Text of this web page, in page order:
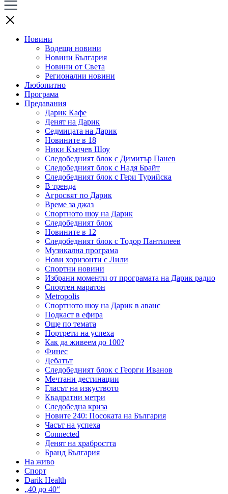
Новини
Водещи новини
Новини България
Новини от Света
Регионални новини
Любопитно
Програма
Предавания
Дарик Кафе
Денят на Дарик
Седмицата на Дарик
Новините в 18
Ники Кънчев Шоу
Следобедният блок с Димитър Панев
Следобедният блок с Надя Брайт
Следобедният блок с Гери Турийска
В тренда
Агросвят по Дарик
Време за джаз
Спортното шоу на Дарик
Следобедният блок
Новините в 12
Следобедният блок с Тодор Пантилеев
Музикална програма
Нови хоризонти с Лили
Спортни новини
Избрани моменти от програмата на Дарик радио
Спортен маратон
Metropolis
Спортното шоу на Дарик в аванс
Подкаст в ефира
Още по темата
Портрети на успеха
Как да живеем до 100?
Финес
Дебатът
Следобедният блок с Георги Иванов
Мечтани дестинации
Гласът на изкуството
Квадратни метри
Следобедна криза
Новите 240: Посоката на България
Часът на успеха
Connected
Денят на храбростта
Бранд България
На живо
Спорт
Darik Health
„40 до 40“